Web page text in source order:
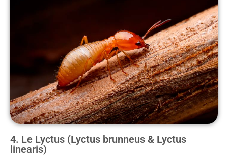
4. Le Lyctus (Lyctus brunneus & Lyctus
linearis)